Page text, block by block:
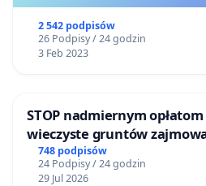
2 542 podpisów
26 Podpisy / 24 godzin
3 Feb 2023
STOP nadmiernym
wieczyste gruntów
ogrody działkowe.
748 podpisów
24 Podpisy / 24 godzin
29 Jul 2026